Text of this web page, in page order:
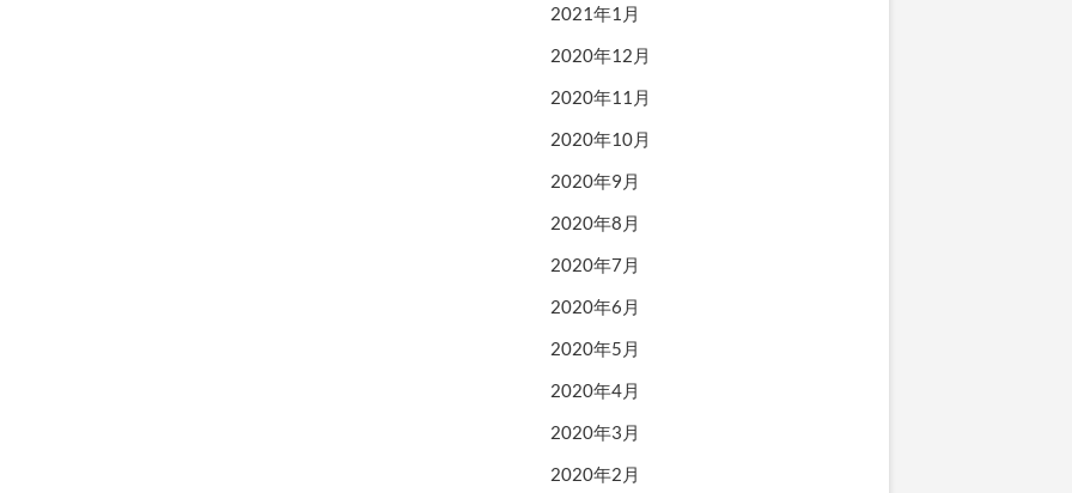
2021年1月
2020年12月
2020年11月
2020年10月
2020年9月
2020年8月
2020年7月
2020年6月
2020年5月
2020年4月
2020年3月
2020年2月